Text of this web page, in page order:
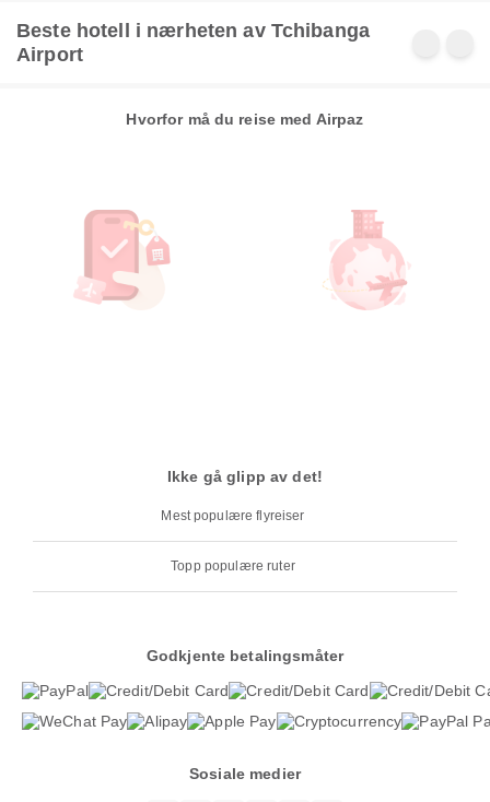
Beste hotell i nærheten av Tchibanga
Airport
Hvorfor må du reise med Airpaz
Ikke gå glipp av det!
Mest populære flyreiser
Topp populære ruter
Godkjente betalingsmåter
Sosiale medier